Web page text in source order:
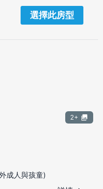
選擇此房型
2+
成人與孩童)